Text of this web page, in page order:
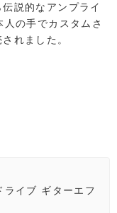
伝説的なアンプライ
の手でカスタムさ
れました。
イブ ギターエフ